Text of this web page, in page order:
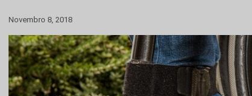
Novembro 8, 2018